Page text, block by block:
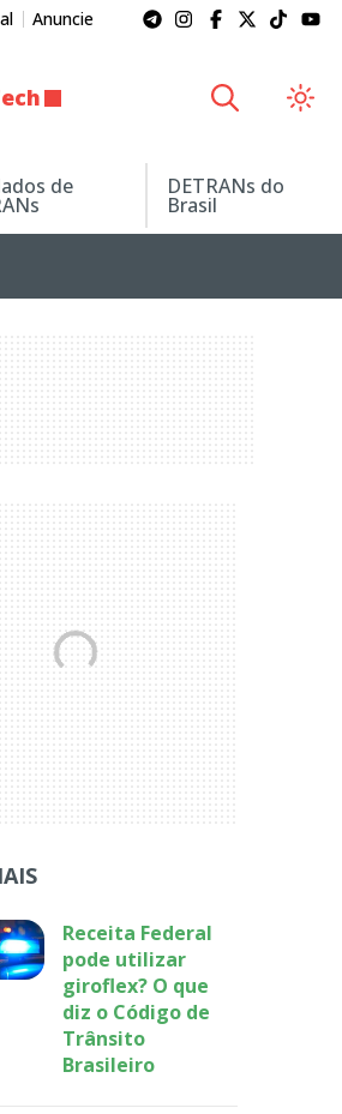
Anuncie
de DETRANs do
Brasil
Receita Federal
pode utilizar
giroflex? O que
diz o Código de
Trânsito
Brasileiro